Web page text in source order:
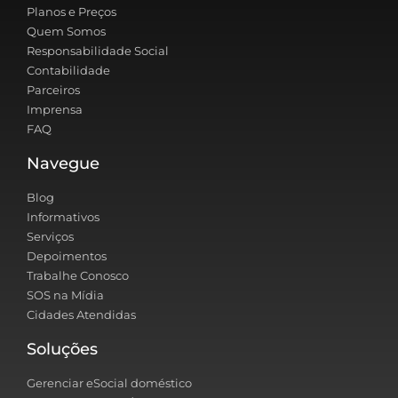
Planos e Preços
Quem Somos
Responsabilidade Social
Contabilidade
Parceiros
Imprensa
FAQ
Navegue
Blog
Informativos
Serviços
Depoimentos
Trabalhe Conosco
SOS na Mídia
Cidades Atendidas
Soluções
Gerenciar eSocial doméstico